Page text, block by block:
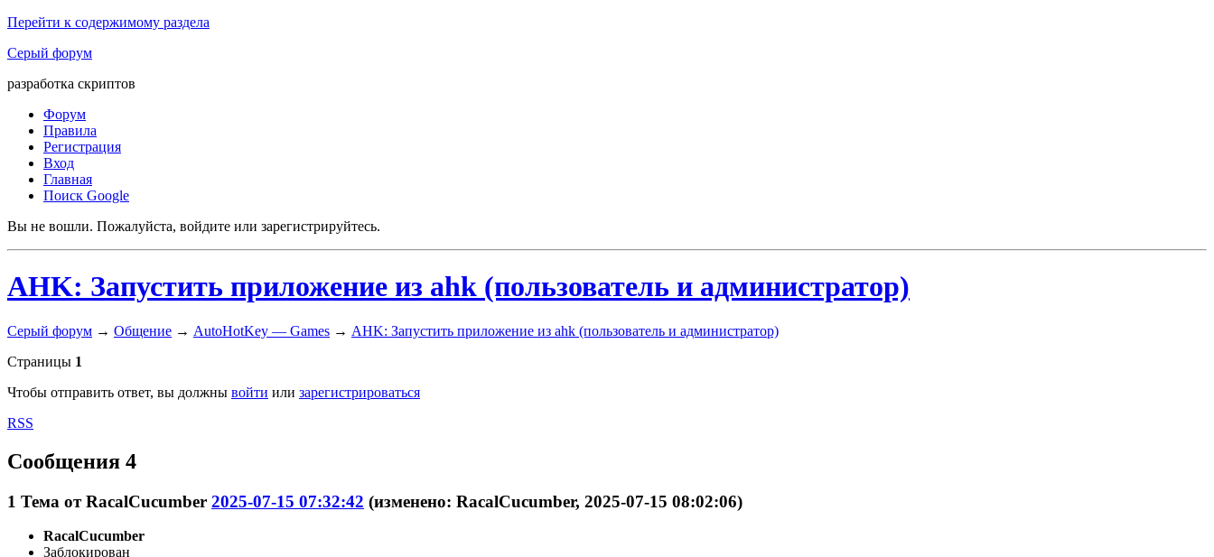
Перейти к содержимому раздела
Серый форум
разработка скриптов
Форум
Правила
Регистрация
Вход
Главная
Поиск Google
Вы не вошли. Пожалуйста, войдите или зарегистрируйтесь.
AHK: Запустить приложение из ahk (пользователь и администратор)
Серый форум → Общение → AutoHotKey — Games → AHK: Запустить приложение из ahk (пользователь и администратор)
Страницы 1
Чтобы отправить ответ, вы должны войти или зарегистрироваться
RSS
Сообщения 4
1 Тема отRacalCucumber 2025-07-15 07:32:42 (изменено: RacalCucumber, 2025-07-15 08:02:06)
RacalCucumber
Заблокирован